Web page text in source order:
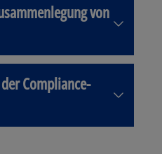
von
Compliance-